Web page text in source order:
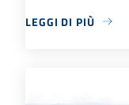
LEGGI DI PIÙ